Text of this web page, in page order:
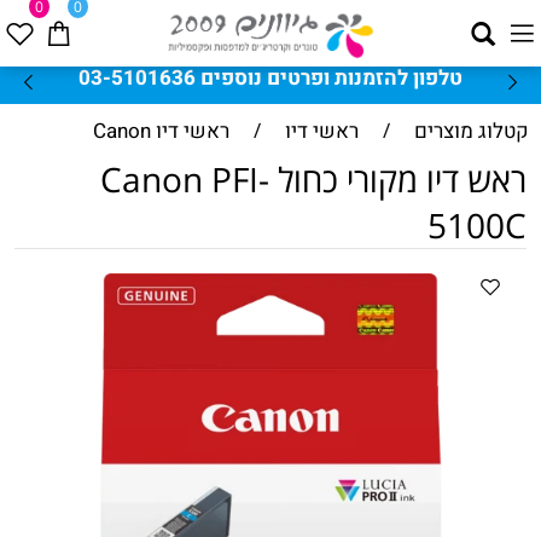
טלפון להזמנות ופרטים נוספים 03-5101636
0 0
קטלוג מוצרים / ראשי דיו / ראשי דיו Canon
ראש דיו מקורי כחול Canon PFI-
5100C